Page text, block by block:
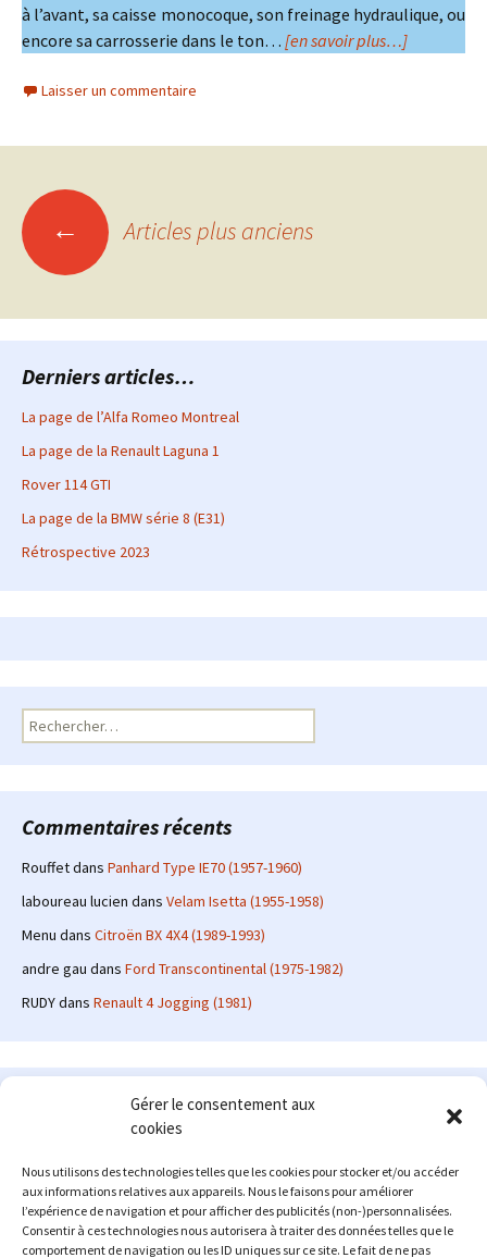
Gérer le consentement aux
cookies
Nous utilisons des technologies telles que les cookies pour stocker et/ou accéder
aux informations relatives aux appareils. Nous le faisons pour améliorer
l’expérience de navigation et pour afficher des publicités (non-)personnalisées.
Consentir à ces technologies nous autorisera à traiter des données telles que le
comportement de navigation ou les ID uniques sur ce site. Le fait de ne pas
à l’avant, sa caisse monocoque, son freinage hydraulique, ou
encore sa carrosserie dans le ton… [en savoir plus…]
Laisser un commentaire
Navigation
des
articles
← Articles plus anciens
Derniers articles…
La page de l’Alfa Romeo Montreal
La page de la Renault Laguna 1
Rover 114 GTI
La page de la BMW série 8 (E31)
Rétrospective 2023
Rechercher :
Commentaires récents
Rouffetdans Panhard Type IE70 (1957-1960)
laboureau lucien dans Velam Isetta (1955-1958)
Menu dans Citroën BX 4X4 (1989-1993)
andre gau dans Ford Transcontinental (1975-1982)
RUDYdans Renault 4 Jogging (1981)
Le site en quelques mots
: passionné d'automobile ancienne depuis de
nombreuses années, j'ai commencé à partager ma passion sur
internet à partir de 2009 au travers d'un blog qui a connu un relatif
succès. Fin 2013, je décide de prendre mon autonomie et me lancer
avec mon propre site : l'Automobile Ancienne.
Me contacter : alex(at)lautomobileancienne.com